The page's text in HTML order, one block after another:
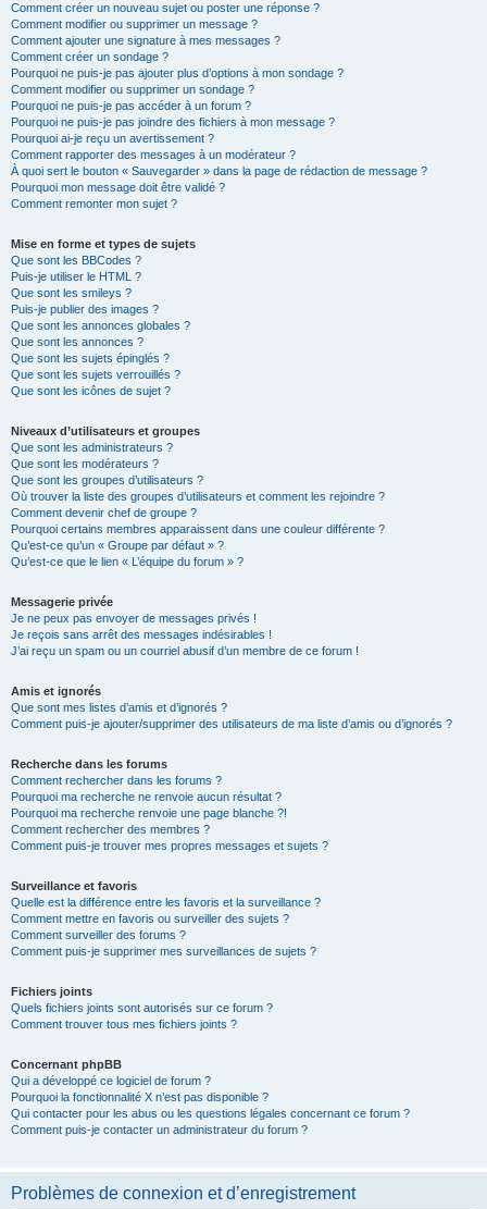
Comment créer un nouveau sujet ou poster une réponse ?
Comment modifier ou supprimer un message ?
Comment ajouter une signature à mes messages ?
Comment créer un sondage ?
Pourquoi ne puis-je pas ajouter plus d’options à mon sondage ?
Comment modifier ou supprimer un sondage ?
Pourquoi ne puis-je pas accéder à un forum ?
Pourquoi ne puis-je pas joindre des fichiers à mon message ?
Pourquoi ai-je reçu un avertissement ?
Comment rapporter des messages à un modérateur ?
À quoi sert le bouton « Sauvegarder » dans la page de rédaction de message ?
Pourquoi mon message doit être validé ?
Comment remonter mon sujet ?
Mise en forme et types de sujets
Que sont les BBCodes ?
Puis-je utiliser le HTML ?
Que sont les smileys ?
Puis-je publier des images ?
Que sont les annonces globales ?
Que sont les annonces ?
Que sont les sujets épinglés ?
Que sont les sujets verrouillés ?
Que sont les icônes de sujet ?
Niveaux d’utilisateurs et groupes
Que sont les administrateurs ?
Que sont les modérateurs ?
Que sont les groupes d’utilisateurs ?
Où trouver la liste des groupes d’utilisateurs et comment les rejoindre ?
Comment devenir chef de groupe ?
Pourquoi certains membres apparaissent dans une couleur différente ?
Qu’est-ce qu’un « Groupe par défaut » ?
Qu’est-ce que le lien « L’équipe du forum » ?
Messagerie privée
Je ne peux pas envoyer de messages privés !
Je reçois sans arrêt des messages indésirables !
J’ai reçu un spam ou un courriel abusif d’un membre de ce forum !
Amis et ignorés
Que sont mes listes d’amis et d’ignorés ?
Comment puis-je ajouter/supprimer des utilisateurs de ma liste d’amis ou d’ignorés ?
Recherche dans les forums
Comment rechercher dans les forums ?
Pourquoi ma recherche ne renvoie aucun résultat ?
Pourquoi ma recherche renvoie une page blanche ?!
Comment rechercher des membres ?
Comment puis-je trouver mes propres messages et sujets ?
Surveillance et favoris
Quelle est la différence entre les favoris et la surveillance ?
Comment mettre en favoris ou surveiller des sujets ?
Comment surveiller des forums ?
Comment puis-je supprimer mes surveillances de sujets ?
Fichiers joints
Quels fichiers joints sont autorisés sur ce forum ?
Comment trouver tous mes fichiers joints ?
Concernant phpBB
Qui a développé ce logiciel de forum ?
Pourquoi la fonctionnalité X n’est pas disponible ?
Qui contacter pour les abus ou les questions légales concernant ce forum ?
Comment puis-je contacter un administrateur du forum ?
Problèmes de connexion et d’enregistrement